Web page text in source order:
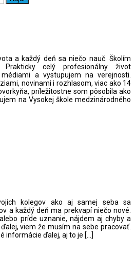
a každý deň sa niečo nauč. Školím
celý profesionálny život
a vystupujem na verejnosti.
novinami i rozhlasom, viac ako 14
príležitostne som pôsobila ako
na Vysokej škole medzinárodného
kolegov ako aj samej seba sa
a každý deň ma prekvapí niečo nové.
príde uznanie, nájdem aj chyby a
viem že musím na sebe pracovať.
informácie ďalej, aj to je […]